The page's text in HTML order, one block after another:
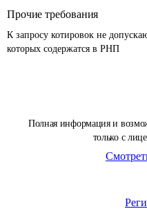
Полная информация и
только с
Прочие требования
К запросу котировок не
которых содержатся в РНП